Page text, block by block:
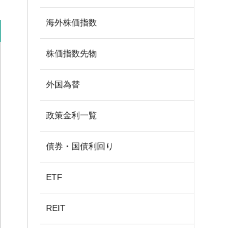
海外株価指数
株価指数先物
外国為替
政策金利一覧
債券・国債利回り
ETF
REIT